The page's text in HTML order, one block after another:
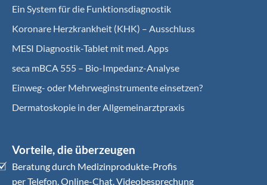
Ein System für die Funktionsdiagnostik
Koro­nare Herz­krank­heit (KHK) – Ausschluss
MESI Diagnostik-Tablet mit med. Apps
seca mBCA 555 – Bio-Impedanz-Analyse
Einweg- oder Mehrweginstrumente einsetzen?
Dermatoskopie in der Allgemeinarztpraxis
Vorteile, die überzeugen
Beratung durch Medizinprodukte-Profis
per Telefon, Online-Chat, Videobesprechung